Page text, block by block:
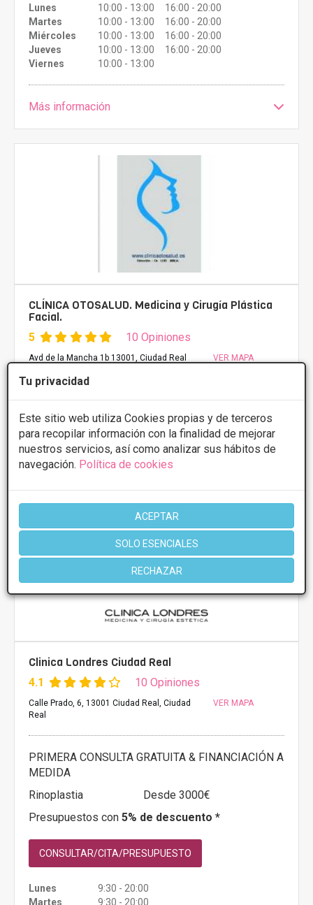
Tu privacidad
Este sitio web utiliza Cookies propias y de terceros
para recopilar información con la finalidad de mejorar
nuestros servicios, así como analizar sus hábitos de
navegación. Política de cookies
ACEPTAR
SOLO ESENCIALES
RECHAZAR
Lunes
10:00 - 13:00 16:00 - 20:00
Martes
10:00 - 13:00 16:00 - 20:00
Miércoles
10:00 - 13:00 16:00 - 20:00
Jueves
10:00 - 13:00 16:00 - 20:00
Viernes
10:00 - 13:00
Más información
CLÍNICA OTOSALUD. Medicina y Cirugía Plástica
Facial.
5 10 Opiniones
Avd de la Mancha 1b 13001, Ciudad Real VER MAPA
PRIMERA CONSULTA GRATUITA & FINANCIACIÓN A
MEDIDA
Rinoplastia
Desde 3000€
Presupuestos con10% de descuento *
Más información
Clinica Londres Ciudad Real
4.1 10 Opiniones
Calle Prado, 6, 13001 Ciudad Real, Ciudad
Real
VER MAPA
PRIMERA CONSULTA GRATUITA & FINANCIACIÓN A
MEDIDA
Rinoplastia
Desde 3000€
Presupuestos con 5% de descuento *
CONSULTAR/CITA/PRESUPUESTO
Lunes
9:30 - 20:00
Martes
9:30 - 20:00